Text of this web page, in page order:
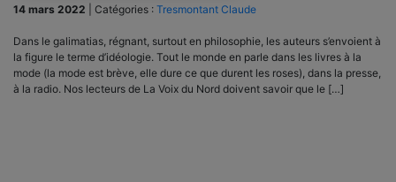
14 mars 2022 Catégories : Tresmontant Claude
Dans le galimatias, régnant, surtout en philosophie, les auteurs s’envoient à
la figure le terme d’idéologie. Tout le monde en parle dans les livres à la
mode (la mode est brève, elle dure ce que durent les roses), dans la presse,
à la radio. Nos lecteurs de La Voix du Nord doivent savoir que le […]